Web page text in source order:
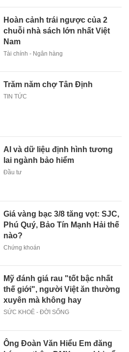
Hoàn cảnh trái ngược của 2
chuỗi nhà sách lớn nhất Việt
Nam
Tài chính - Ngân hàng
Trăm năm chợ Tân Định
TIN TỨC
AI và dữ liệu định hình tương
lai ngành bảo hiểm
Đầu tư
Giá vàng bạc 3/8 tăng vọt: SJC,
Phú Quý, Bảo Tín Mạnh Hải thế
nào?
Chứng khoán
Mỹ đánh giá rau "tốt bậc nhất
thế giới", người Việt ăn thường
xuyên mà không hay
SỨC KHOẺ - ĐỜI SỐNG
Ông Đoàn Văn Hiểu Em đăng